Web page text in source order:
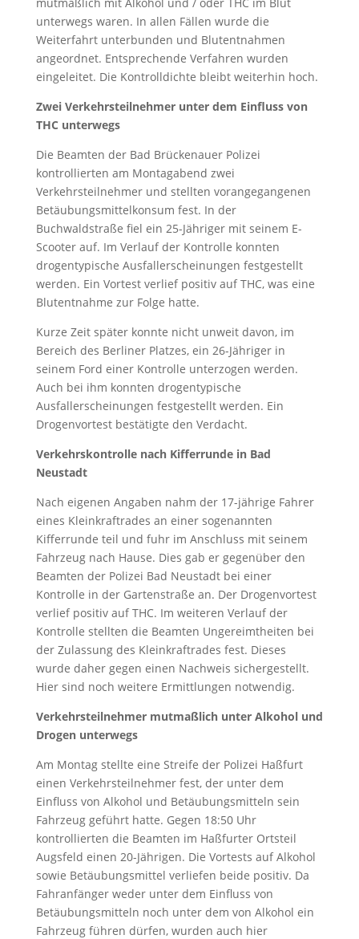
unterwegs waren. In allen Fällen wurde die
Weiterfahrt unterbunden und Blutentnahmen
angeordnet. Entsprechende Verfahren wurden
eingeleitet. Die Kontrolldichte bleibt weiterhin hoch.
Zwei Verkehrsteilnehmer unter dem Einfluss von
THC unterwegs
Die Beamten der Bad Brückenauer Polizei
kontrollierten am Montagabend zwei
Verkehrsteilnehmer und stellten vorangegangenen
Betäubungsmittelkonsum fest. In der
Buchwaldstraße fiel ein 25-Jähriger mit seinem E-
Scooter auf. Im Verlauf der Kontrolle konnten
drogentypische Ausfallerscheinungen festgestellt
werden. Ein Vortest verlief positiv auf THC, was eine
Blutentnahme zur Folge hatte.
Kurze Zeit später konnte nicht unweit davon, im
Bereich des Berliner Platzes, ein 26-Jähriger in
seinem Ford einer Kontrolle unterzogen werden.
Auch bei ihm konnten drogentypische
Ausfallerscheinungen festgestellt werden. Ein
Drogenvortest bestätigte den Verdacht.
Verkehrskontrolle nach Kifferrunde in Bad
Neustadt
Nach eigenen Angaben nahm der 17-jährige Fahrer
eines Kleinkraftrades an einer sogenannten
Kifferrunde teil und fuhr im Anschluss mit seinem
Fahrzeug nach Hause. Dies gab er gegenüber den
Beamten der Polizei Bad Neustadt bei einer
Kontrolle in der Gartenstraße an. Der Drogenvortest
verlief positiv auf THC. Im weiteren Verlauf der
Kontrolle stellten die Beamten Ungereimtheiten bei
der Zulassung des Kleinkraftrades fest. Dieses
wurde daher gegen einen Nachweis sichergestellt.
Hier sind noch weitere Ermittlungen notwendig.
Verkehrsteilnehmer mutmaßlich unter Alkohol und
Drogen unterwegs
Am Montag stellte eine Streife der Polizei Haßfurt
einen Verkehrsteilnehmer fest, der unter dem
Einfluss von Alkohol und Betäubungsmitteln sein
Fahrzeug geführt hatte. Gegen 18:50 Uhr
kontrollierten die Beamten im Haßfurter Ortsteil
Augsfeld einen 20-Jährigen. Die Vortests auf Alkohol
sowie Betäubungsmittel verliefen beide positiv. Da
Fahranfänger weder unter dem Einfluss von
Betäubungsmitteln noch unter dem von Alkohol ein
Fahrzeug führen dürfen, wurden auch hier